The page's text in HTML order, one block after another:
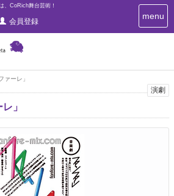
、CoRich舞台芸術！
会員登録
T
o
i
menu
ァーレ」
演劇
」